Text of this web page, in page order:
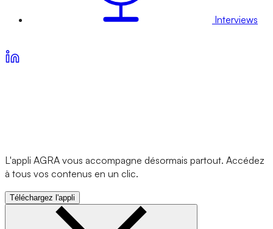
Interviews
L'appli AGRA vous accompagne désormais partout. Accédez
à tous vos contenus en un clic.
Téléchargez l'appli